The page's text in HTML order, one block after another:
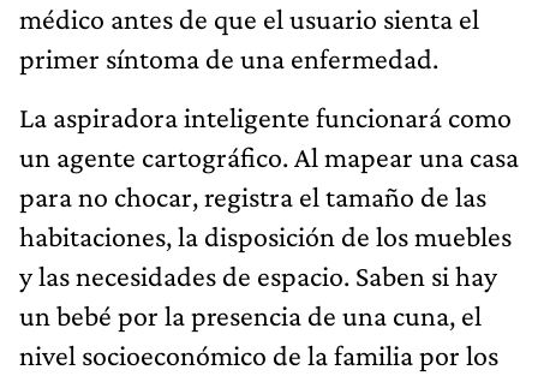
médico antes de que el usuario sienta el
primer síntoma de una enfermedad.
La aspiradora inteligente funcionará como
un agente cartográfico. Al mapear una casa
para no chocar, registra el tamaño de las
habitaciones, la disposición de los muebles
y las necesidades de espacio. Saben si hay
un bebé por la presencia de una cuna, el
nivel socioeconómico de la familia por los